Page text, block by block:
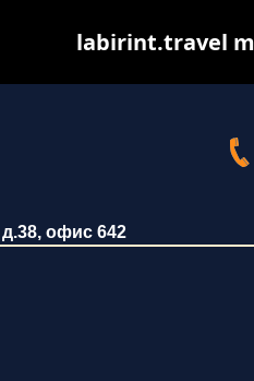
, офис 642
labirint.travel